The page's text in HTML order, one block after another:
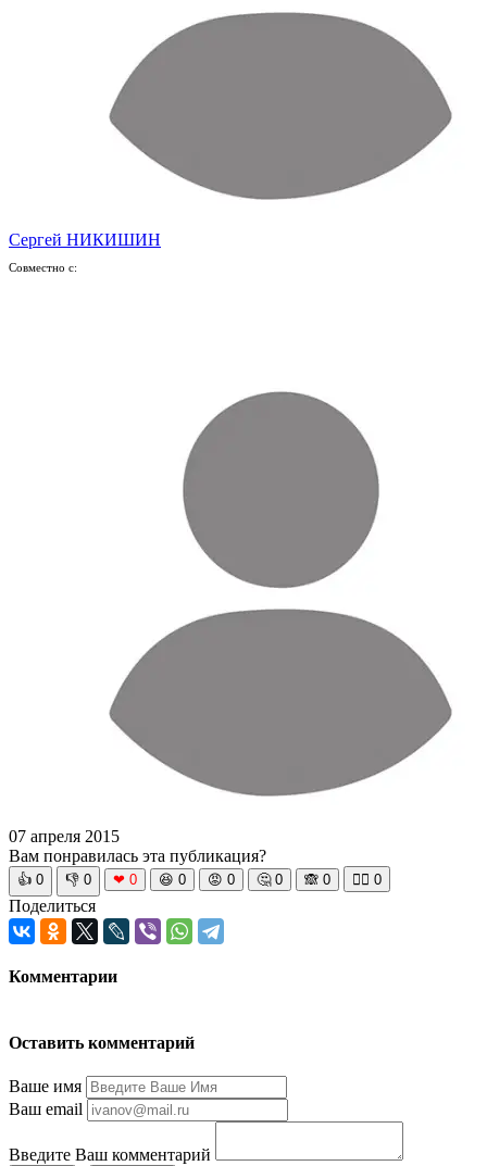
Сергей НИКИШИН
Совместно с:
07 апреля 2015
Вам понравилась эта публикация?
👍 0 👎 0 ❤ 0 😆 0 😡 0 🤔 0 🙈 0 🧘‍♀️ 0
Поделиться
Комментарии
Оставить комментарий
Ваше имя
Ваш email
Введите Ваш комментарий